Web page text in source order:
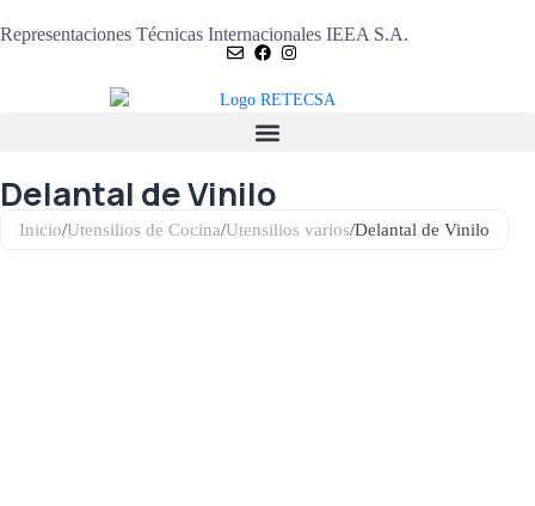
Representaciones Técnicas Internacionales IEEA S.A.
Delantal de Vinilo
Inicio/Utensilios de Cocina/Utensilios varios/Delantal de Vinilo